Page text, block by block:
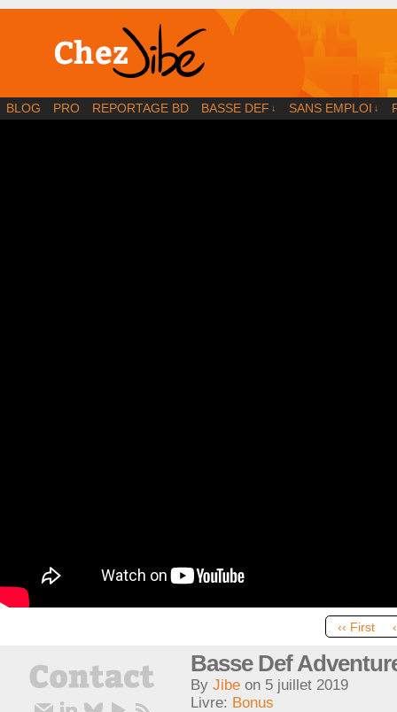
BD | Illustration | Blog
BLOG PRO REPORTAGE BD BASSE DEF ↓ SANS EMPLOI ↓
‹‹ First
Basse Def
By Jibe on 5 juillet 2019
Livre: Bonus